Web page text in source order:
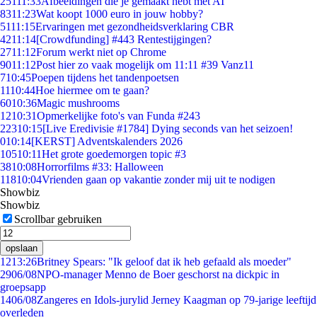
8311:23Wat koopt 1000 euro in jouw hobby?
5111:15Ervaringen met gezondheidsverklaring CBR
4211:14[Crowdfunding] #443 Rentestijgingen?
2711:12Forum werkt niet op Chrome
9011:12Post hier zo vaak mogelijk om 11:11 #39 Vanz11
710:45Poepen tijdens het tandenpoetsen
1110:44Hoe hiermee om te gaan?
6010:36Magic mushrooms
1210:31Opmerkelijke foto's van Funda #243
22310:15[Live Eredivisie #1784] Dying seconds van het seizoen!
010:14[KERST] Adventskalenders 2026
10510:11Het grote goedemorgen topic #3
3810:08Horrorfilms #33: Halloween
11810:04Vrienden gaan op vakantie zonder mij uit te nodigen
Showbiz
Showbiz
Scrollbar gebruiken
opslaan
1213:26Britney Spears: "Ik geloof dat ik heb gefaald als moeder"
2906/08NPO-manager Menno de Boer geschorst na dickpic in
groepsapp
1406/08Zangeres en Idols-jurylid Jerney Kaagman op 79-jarige leeftijd
overleden